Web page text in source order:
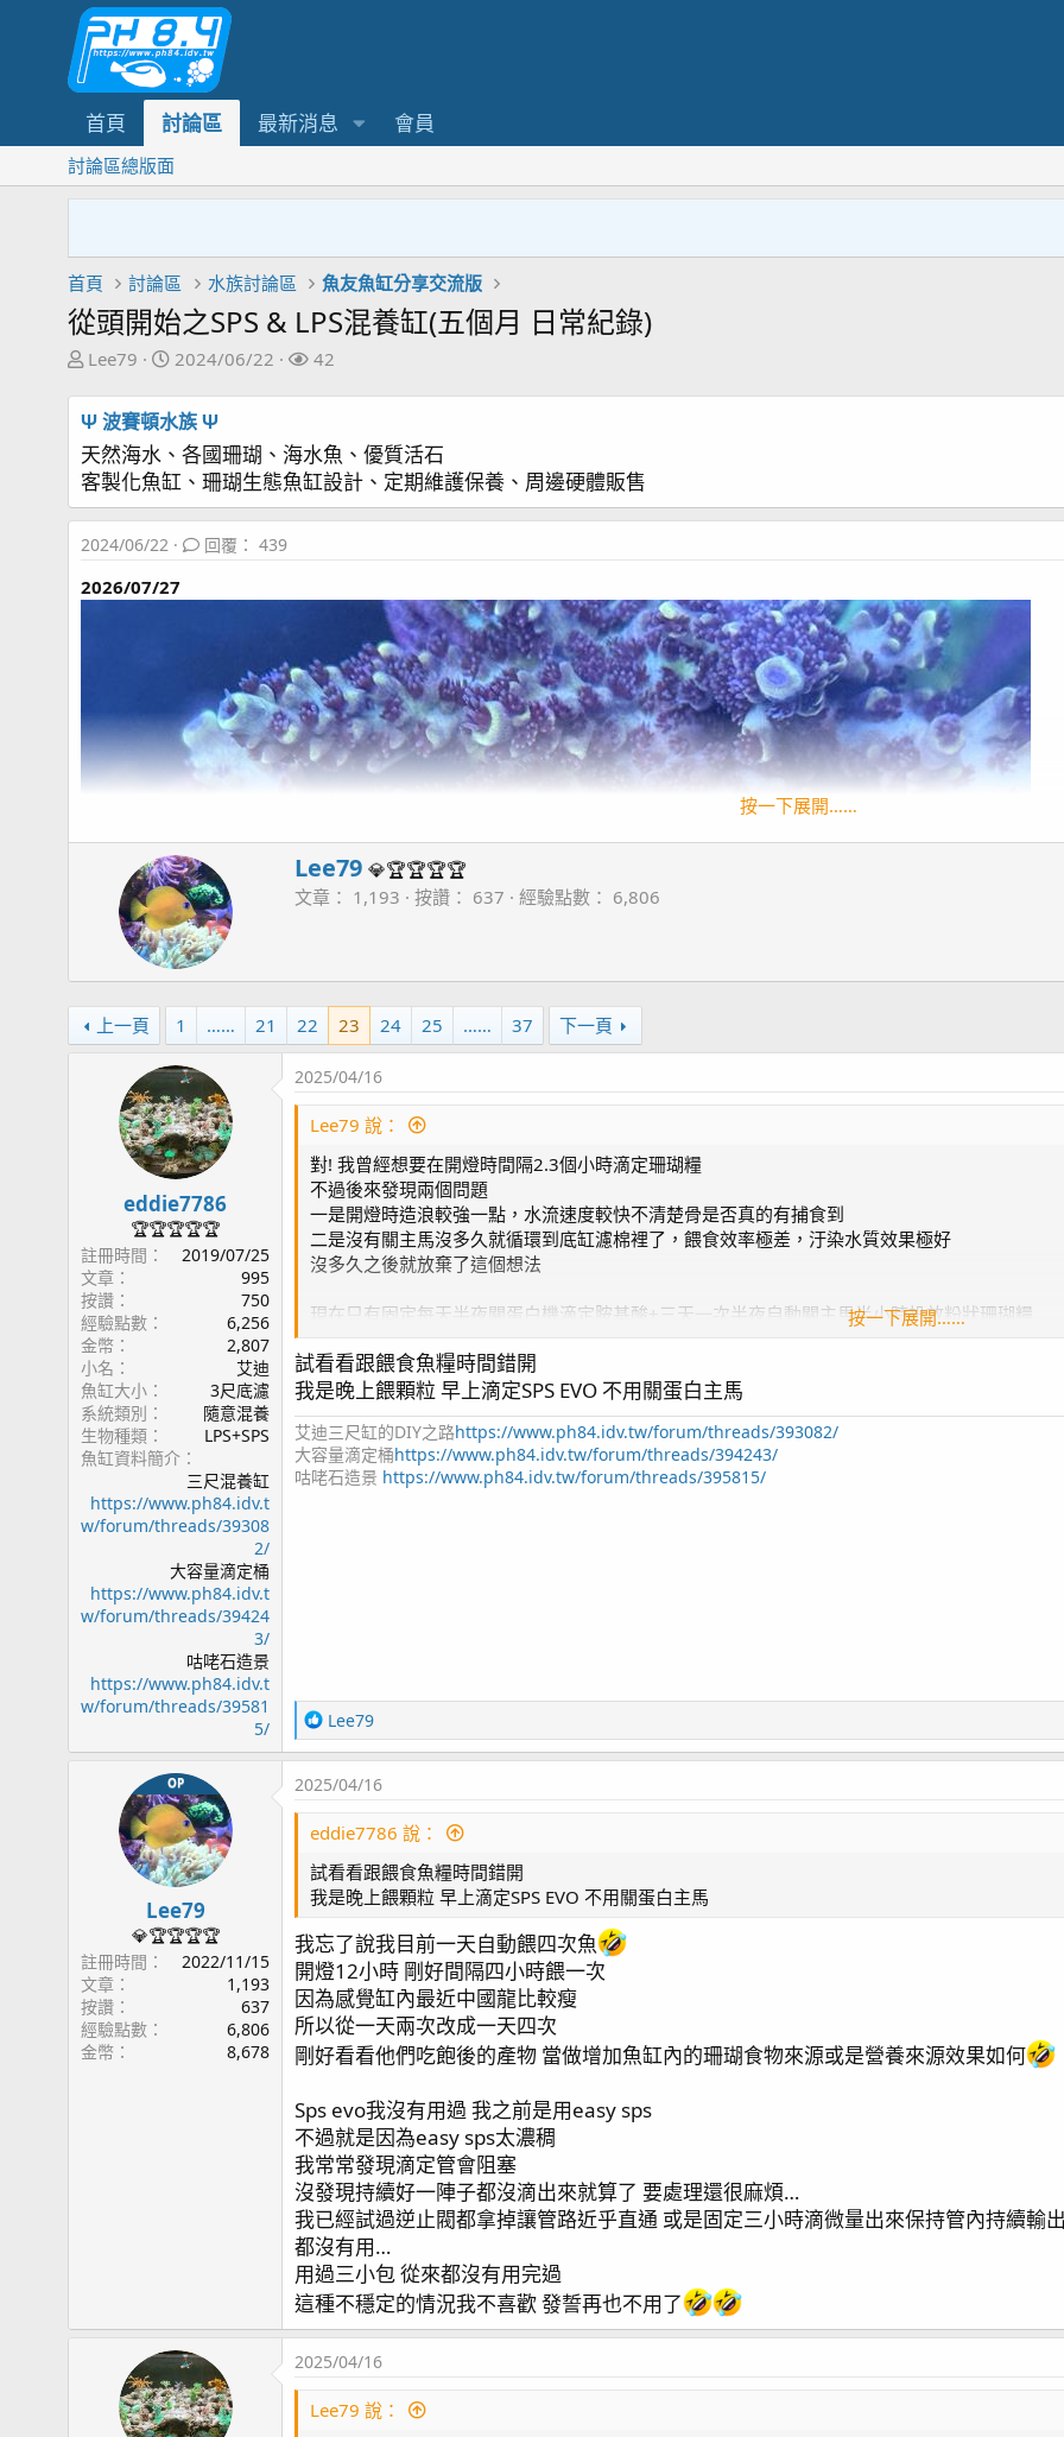
首頁 討論區 最新消息 會員
討論區總版面
首頁 討論區 水族討論區 魚友魚缸分享交流版
從頭開始之SPS & LPS混養缸(五個月 日常紀錄)
主
發
起
人
Lee79
開
日
期
2024/06/22
關
42
Ψ 波賽頓水族 Ψ
天然海水、各國珊瑚、海水魚、優質活石
客製化魚缸、珊瑚生態魚缸設計、定期維護保養、周邊硬體販售
2024/06/22 回覆： 439
2026/07/27
按一下展開……
W
r
i
e
n
b
y
Lee79 💎🏆🏆🏆🏆
文章
1,193 按讚 637 經驗點數 6,806
上一頁 1 …… 21 22 23 24 25 …… 37 下一頁
eddie7786
🏆🏆🏆🏆🏆
註冊時間
2019/07/25
文章
995
按讚
750
經驗點數
6,256
金幣
2,807
小名
艾迪
魚缸大小
3尺底濾
系統類別
隨意混養
生物種類
LPS+SPS
魚缸資料簡介
三尺混養缸
https://www.ph84.idv.t
w/forum/threads/39308
2/
大容量滴定桶
https://www.ph84.idv.t
w/forum/threads/39424
3/
咕咾石造景
https://www.ph84.idv.t
w/forum/threads/39581
5/
2025/04/16
Lee79 說：
對! 我曾經想要在開燈時間隔2.3個小時滴定珊瑚糧
不過後來發現兩個問題
一是開燈時造浪較強一點，水流速度較快不清楚骨是否真的有捕食到
二是沒有關主馬沒多久就循環到底缸濾棉裡了，餵食效率極差，汙染水質效果極好
沒多久之後就放棄了這個想法
現在只有固定每天半夜關蛋白機滴定胺基酸+三天一次半夜自動關主馬半小時投放粉狀珊瑚糧
最近嘗試的方法是偶爾更換底缸活石(放在底缸最後一格主馬區)+偶爾加點AF生命之源(斐濟海底
按一下展開……
試看看跟餵食魚糧時間錯開
我是晚上餵顆粒 早上滴定SPS EVO 不用關蛋白主馬
艾迪三尺缸的DIY之路https://www.ph84.idv.tw/forum/threads/393082/
大容量滴定桶https://www.ph84.idv.tw/forum/threads/394243/
咕咾石造景 https://www.ph84.idv.tw/forum/threads/395815/
R
e
a
c
i
n
s
Lee79
OP
Lee79
💎🏆🏆🏆🏆
註冊時間
2022/11/15
文章
1,193
按讚
637
經驗點數
6,806
金幣
8,678
2025/04/16
eddie7786 說：
試看看跟餵食魚糧時間錯開
我是晚上餵顆粒 早上滴定SPS EVO 不用關蛋白主馬
我忘了說我目前一天自動餵四次魚
開燈12小時 剛好間隔四小時餵一次
因為感覺缸內最近中國龍比較瘦
所以從一天兩次改成一天四次
剛好看看他們吃飽後的產物 當做增加魚缸內的珊瑚食物來源或是營養來源效果如何
Sps evo我沒有用過 我之前是用easy sps
不過就是因為easy sps太濃稠
我常常發現滴定管會阻塞
沒發現持續好一陣子都沒滴出來就算了 要處理還很麻煩…
我已經試過逆止閥都拿掉讓管路近乎直通 或是固定三小時滴微量出來保持管內持續輸
都沒有用…
用過三小包 從來都沒有用完過
這種不穩定的情況我不喜歡 發誓再也不用了
2025/04/16
Lee79 說：